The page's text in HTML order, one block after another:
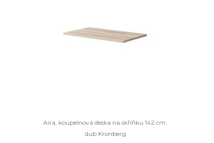
Aira, koupelnová deska na skříňku 142 cm,
dub Kronberg